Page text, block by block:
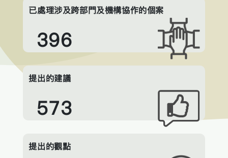
已處理涉及跨部門及機構協作的個案
396
提出的建議
573
提出的觀點